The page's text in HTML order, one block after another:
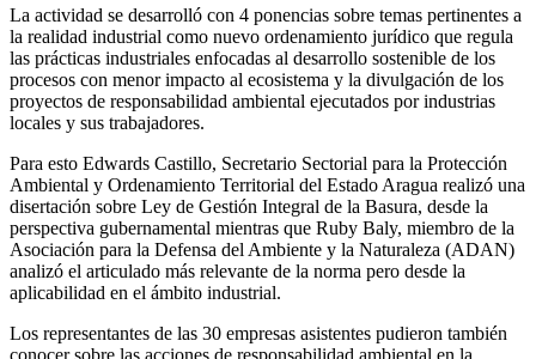
La actividad se desarrolló con 4 ponencias sobre temas pertinentes a
la realidad industrial como nuevo ordenamiento jurídico que regula
las prácticas industriales enfocadas al desarrollo sostenible de los
procesos con menor impacto al ecosistema y la divulgación de los
proyectos de responsabilidad ambiental ejecutados por industrias
locales y sus trabajadores.
Para esto Edwards Castillo, Secretario Sectorial para la Protección
Ambiental y Ordenamiento Territorial del Estado Aragua realizó una
disertación sobre Ley de Gestión Integral de la Basura, desde la
perspectiva gubernamental mientras que Ruby Baly, miembro de la
Asociación para la Defensa del Ambiente y la Naturaleza (ADAN)
analizó el articulado más relevante de la norma pero desde la
aplicabilidad en el ámbito industrial.
Los representantes de las 30 empresas asistentes pudieron también
conocer sobre las acciones de responsabilidad ambiental en la